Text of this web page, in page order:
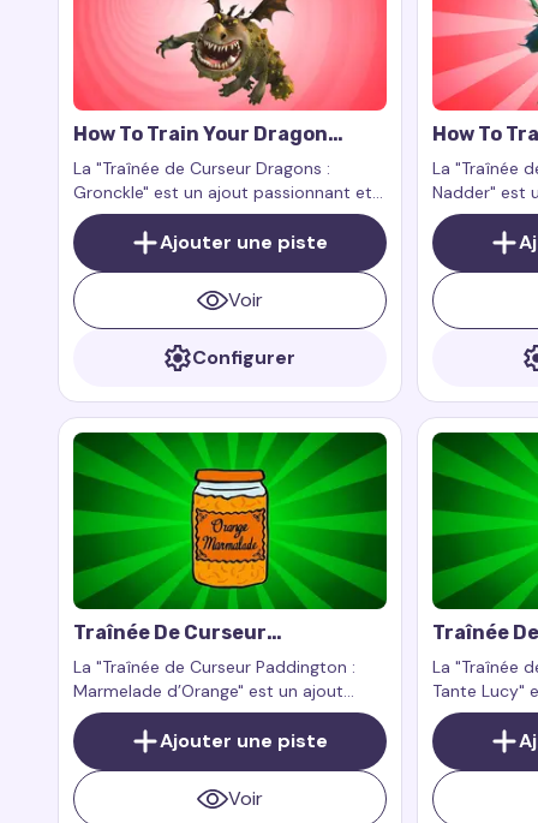
How To Train Your Dragon
Gronckle Cursor Trail
La "Traînée de Curseur Dragons :
Gronckle" est un ajout passionnant et
charmant à votre expérience
numérique. Ce complément pour
l'extension de navigateur Custom
Cursor Trail ou Cursor Trails for Chrome
fonctionne exclusivement sur les pages
web.
Ajouter une piste
Voir
Configurer
How To
Nadder
La "Traînée
Nadder" est
expérience
grandeur et
dragons sur
Traînée De Curseur
Paddington : Marmelade
D’Orange
La "Traînée de Curseur Paddington :
Marmelade d’Orange" est un ajout
amusant et coloré à votre curseur
personnalisé, qui apporte une
ambiance chaleureuse et l’amour pour
la marmelade d’orange, tout comme
l’ours adoré Paddington.
Ajouter une piste
Voir
Traînée
La "Traînée
Tante Lucy"
touchant à
charme et la
tirés des
directement